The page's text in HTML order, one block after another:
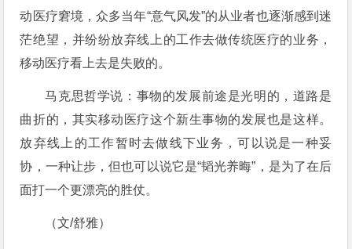
动医疗窘境，众多当年“意气风发”的从业者也逐渐感到迷
茫绝望，并纷纷放弃线上的工作去做传统医疗的业务，
移动医疗看上去是失败的。
马克思哲学说：事物的发展前途是光明的，道路是
曲折的，其实移动医疗这个新生事物的发展也是这样。
放弃线上的工作暂时去做线下业务，可以说是一种妥
协，一种让步，但也可以说它是“韬光养晦”，是为了在后
面打一个更漂亮的胜仗。
（文/舒雅）